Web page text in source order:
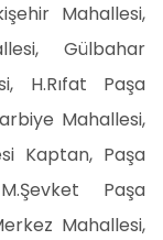
Mahallesi,
Gülbahar
H.Rıfat Paşa
Mahallesi,
Kaptan, Paşa
Paşa
Mahallesi,